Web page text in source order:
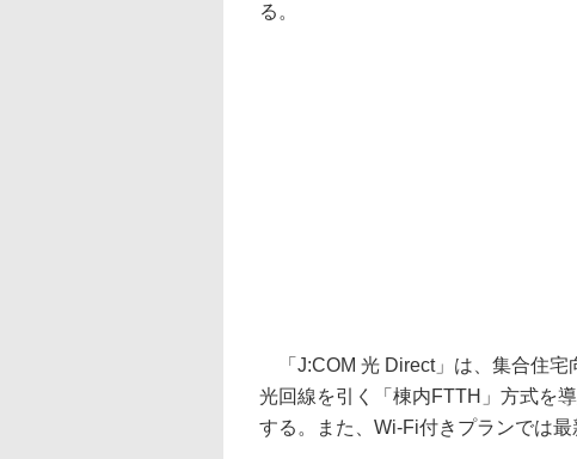
る。
「J:COM 光 Direct」は、集合住宅
光回線を引く「棟内FTTH」方式を
する。また、Wi-Fi付きプランでは